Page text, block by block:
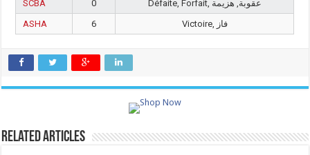
SCBA 0
Défaite, Forfait, عقوبة, هزيمة
ASHA
6 Victoire, فاز
Related Articles